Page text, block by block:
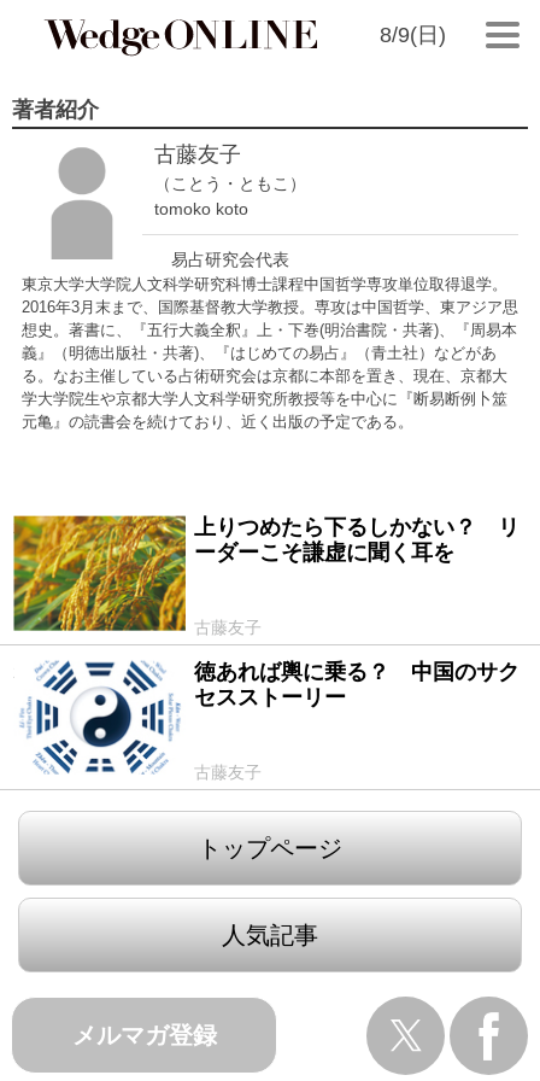
8/9(日)
著者紹介
古藤友子
（ことう・ともこ）
tomoko koto
易占研究会代表
東京大学大学院人文科学研究科博士課程中国哲学専攻単位取得退学。
2016年3月末まで、国際基督教大学教授。専攻は中国哲学、東アジア思
想史。著書に、『五行大義全釈』上・下巻(明治書院・共著)、『周易本
義』（明徳出版社・共著)、『はじめての易占』（青土社）などがあ
る。なお主催している占術研究会は京都に本部を置き、現在、京都大
学大学院生や京都大学人文科学研究所教授等を中心に『断易断例卜筮
元亀』の読書会を続けており、近く出版の予定である。
2016/12/17
上りつめたら下るしかない？ リ
ーダーこそ謙虚に聞く耳を
古藤友子
2016/10/15
徳あれば輿に乗る？ 中国のサク
セスストーリー
古藤友子
トップページ
人気記事
メルマガ登録